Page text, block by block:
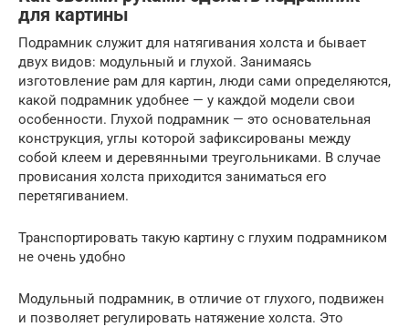
для картины
Подрамник служит для натягивания холста и бывает
двух видов: модульный и глухой. Занимаясь
изготовление рам для картин, люди сами определяются,
какой подрамник удобнее — у каждой модели свои
особенности. Глухой подрамник — это основательная
конструкция, углы которой зафиксированы между
собой клеем и деревянными треугольниками. В случае
провисания холста приходится заниматься его
перетягиванием.
Транспортировать такую картину с глухим подрамником
не очень удобно
Модульный подрамник, в отличие от глухого, подвижен
и позволяет регулировать натяжение холста. Это